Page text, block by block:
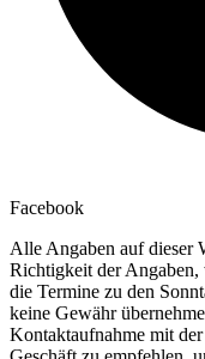
Facebook
Alle Angaben auf dieser
Richtigkeit der Angaben,
die Termine zu den
keine Gewähr
Kontaktaufnahme mit